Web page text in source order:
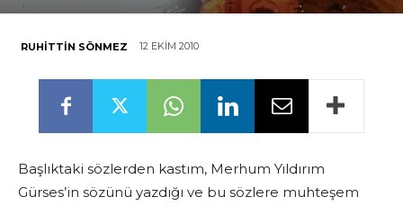
RUHITTIN SÖNMEZ 12 EKIM 2010
Başlıktaki sözlerden kastım, Merhum Yıldırım
Gürses’in sözünü yazdığı ve bu sözlere muhteşem